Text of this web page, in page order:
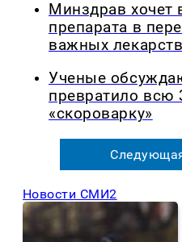
Минздрав хочет
препарата в
важных лекарств
Ученые
превратило
«скороварку»
Новости СМИ2